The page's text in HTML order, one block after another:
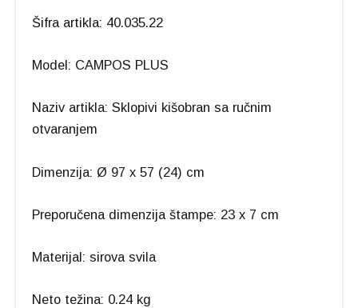
Šifra artikla: 40.035.22
Model: CAMPOS PLUS
Naziv artikla: Sklopivi kišobran sa ručnim
otvaranjem
Dimenzija: Ø 97 x 57 (24) cm
Preporučena dimenzija štampe: 23 x 7 cm
Materijal: sirova svila
Neto težina: 0.24 kg